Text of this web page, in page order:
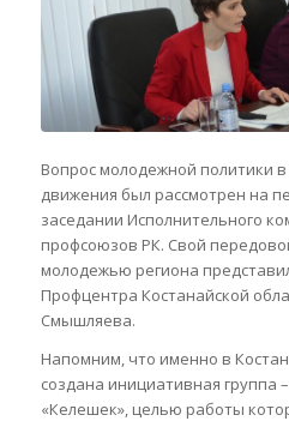
Вопрос молодежной политики
движения был рассмотрен на
заседании Исполнительного
профсоюзов РК. Свой
молодежью региона
Профцентра Костанайской
Смышляева.
Напомним, что именно в
создана инициативная группа
«Келешек», целью работы